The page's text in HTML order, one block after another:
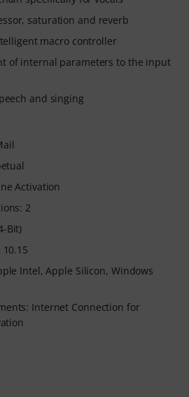
saturation and reverb
macro controller
of internal parameters to the input
and singing
Activation
2
Bit)
Intel, Apple Silicon, Windows
Internet Connection for